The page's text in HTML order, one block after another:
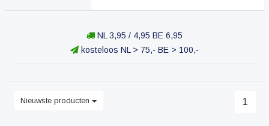
NL 3,95 / 4,95 BE 6,95
kosteloos NL > 75,- BE > 100,-
Nieuwste producten 1